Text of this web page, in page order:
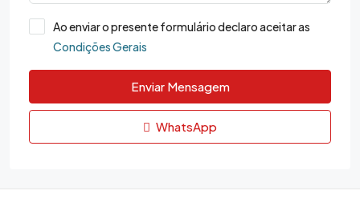
Ao enviar o presente formulário declaro aceitar as
Condições Gerais
Enviar Mensagem
WhatsApp